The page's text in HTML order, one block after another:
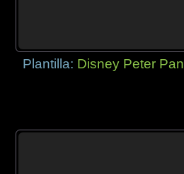
Plantilla: Disney Peter Pan